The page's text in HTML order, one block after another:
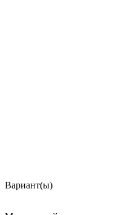
Вариант(ы)